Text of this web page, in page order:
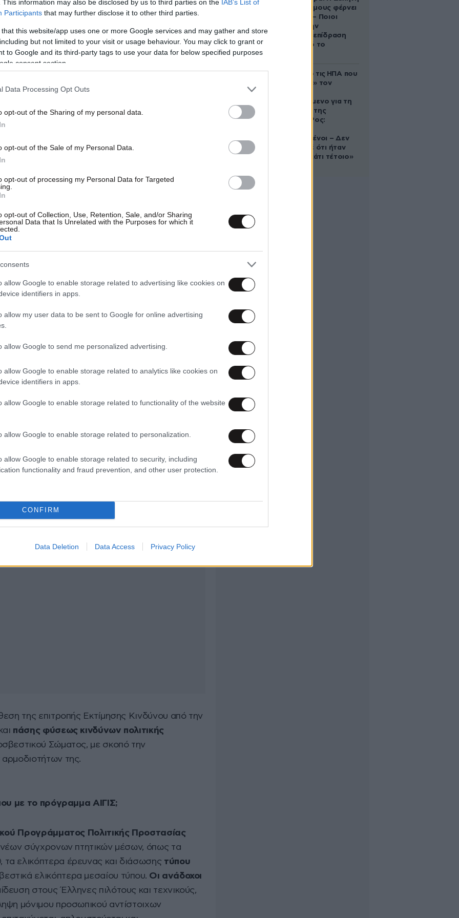
This information may also be disclosed by us to third parties on the IAB’s List of
Participants that may further disclose it to other third parties.
that this website/app uses one or more Google services and may gather and store
but not limited to your visit or usage behaviour. You may click to grant or
to Google and its third-party tags to use your data for below specified purposes
consent section.
Data Processing Opt Outs
opt-out of the Sharing of my personal data.
opt-out of the Sale of my Personal Data.
opt-out of processing my Personal Data for Targeted
opt-out of Collection, Use, Retention, Sale, and/or Sharing
Data that Is Unrelated with the Purposes for which it
allow Google to enable storage related to advertising like cookies on
identifiers in apps.
allow my user data to be sent to Google for online advertising
allow Google to send me personalized advertising.
allow Google to enable storage related to analytics like cookies on
identifiers in apps.
allow Google to enable storage related to functionality of the website
allow Google to enable storage related to personalization.
allow Google to enable storage related to security, including
functionality and fraud prevention, and other user protection.
CONFIRM
Data Deletion Data Access Privacy Policy
στ) η κλήσηπερισσότερων
εξετάσεις για την πρόσληψη πυροσβεστών
ετοιμότητά τους σε περίπτωση ανάγκης
διακριτικής ευχέρειας στον γενικό γραμματέα
θεμάτων φοίτησης αξιωματικών του
ανάγκες του Πυροσβεστικού Σώματος.
Κρίσης και Πολιτικής Προστασίας, σε
στόχους και το περιεχόμενό του.
για το σχέδιο νόμου:
ανάγκης;
κατάσταση έκτακτης ανάγκης
φορείς να μην προλαβαίνουν να προβούν
και νομικών πράξεων για την
ζητούν διαρκώς παρατάσεις.
έκτακτης ανάγκης θα μπορεί να διαρκεί
φορά και ένα ανώτατο όριο 3 ετών, προς
καταστάσεων
. Επιπλέον, παρέχεται η
ενός δήμου σε κατάσταση έκτακτης
τους.
της επιτροπής Εκτίμησης Κινδύνου από την
πάσης φύσεως κινδύνων πολιτικής
Σώματος, με σκοπό την
της.
με το πρόγραμμα ΑΙΓΙΣ;
Προγράμματος Πολιτικής Προστασίας
σύγχρονων πτητικών μέσων, όπως τα
ελικόπτερα έρευνας και διάσωσης τύπου
ελικόπτερα μεσαίου τύπου. Οι ανάδοχοι
στους Έλληνες πιλότους και τεχνικούς,
μόνιμου προσωπικού αντίστοιχων
στους Διδύμους φέρνει
ανατροπές – Ποιοι
δέχονται την
ευεργετική επίδραση
του Δία από το
Ζευγάρι από τις ΗΠΑ που
«υιοθέτησε» τον
κατηγορούμενο για τη
δολοφονία της
Ελίζαμπεθ Ρος:
συντετριμμένοι – Δεν
έδειξε ποτέ ότι ήταν
ικανός για κάτι τέτοιο»